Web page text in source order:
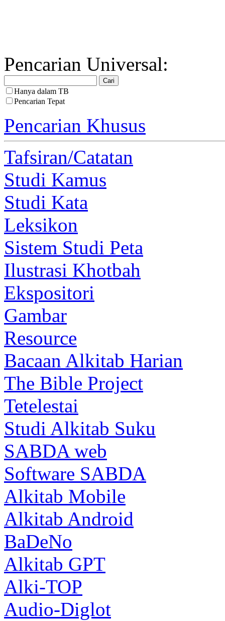
Pencarian Universal:
Hanya dalam TB
Pencarian Tepat
Pencarian Khusus
Tafsiran/Catatan
Studi Kamus
Studi Kata
Leksikon
Sistem Studi Peta
Ilustrasi Khotbah
Ekspositori
Gambar
Resource
Bacaan Alkitab Harian
The Bible Project
Tetelestai
Studi Alkitab Suku
SABDA web
Software SABDA
Alkitab Mobile
Alkitab Android
BaDeNo
Alkitab GPT
Alki-TOP
Audio-Diglot